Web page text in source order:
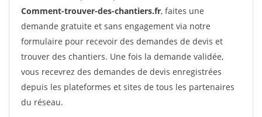
Comment-trouver-des-chantiers.fr, faites une
demande gratuite et sans engagement via notre
formulaire pour recevoir des demandes de devis et
trouver des chantiers. Une fois la demande validée,
vous recevrez des demandes de devis enregistrées
depuis les plateformes et sites de tous les partenaires
du réseau.